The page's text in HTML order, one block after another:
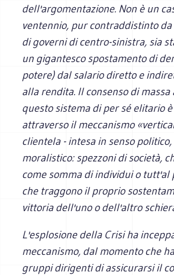
dell'argomentazione. Non è un
ventennio, pur contraddistinto
di governi di centro-sinistra, sia
un gigantesco spostamento di
potere) dal salario diretto e
alla rendita. Il consenso di massa
questo sistema di per sé elitario
attraverso il meccanismo
clientela - intesa in senso
moralistico: spezzoni di società,
come somma di individui o tutt'al
che traggono il proprio
vittoria dell'uno o dell'altro
L'esplosione della Crisi ha
meccanismo, dal momento che
gruppi dirigenti di assicurarsi il